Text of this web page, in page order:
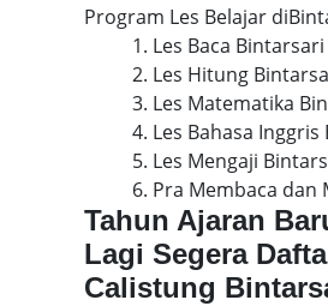
Program Les Belajar
1. Les Baca Bintarsari
2. Les Hitung
3. Les Matematika
4. Les Bahasa
5. Les Mengaji
6. Pra Membaca
Tahun Ajaran
Lagi Segera
Calistung